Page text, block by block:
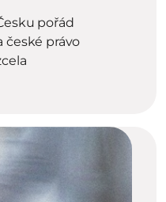
pořád
české právo